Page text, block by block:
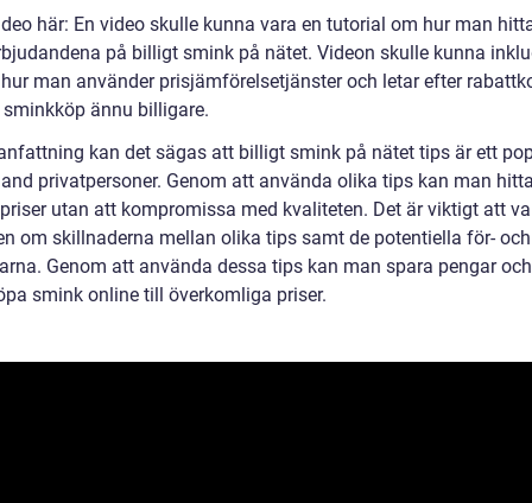
här: En video skulle kunna vara en tutorial om hur man
på billigt smink på nätet. Videon skulle kunna
man använder prisjämförelsetjänster och letar efter
ännu billigare.
kan det sägas att billigt smink på nätet tips är ett
privatpersoner. Genom att använda olika tips kan man
utan att kompromissa med kvaliteten. Det är viktigt att
om skillnaderna mellan olika tips samt de potentiella för- och
Genom att använda dessa tips kan man spara pengar
smink online till överkomliga priser.